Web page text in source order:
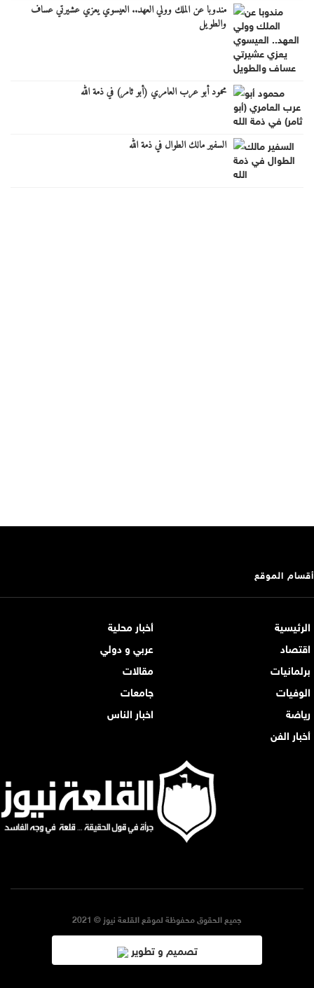
مندوبا عن الملك وولي العهد.. العيسوي يعزي عشيرتي عساف
والطويل
محمود أبو عرب العامري (أبو ثامر) في ذمة الله
السفير مالك الطوال في ذمة الله
أقسام الموقع
الرئيسية
أخبار محلية
اقتصاد
عربي و دولي
برلمانيات
مقالات
الوفيات
جامعات
رياضة
اخبار الناس
أخبار الفن
جميع الحقوق محفوظة لموقع القلعة نيوز © 2021
تصميم و تطوير